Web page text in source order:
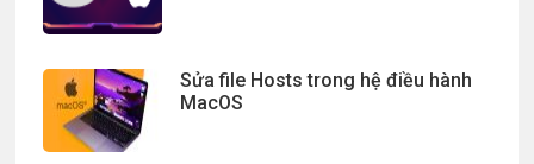
Sửa file Hosts trong hệ điều hành
MacOS